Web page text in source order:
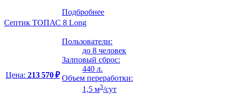
Подбробнее
Септик ТОПАС 8 Long
Цена: 213 570 ₽
Пользователи:
до 8 человек
Залповый сброс:
440 л.
Объем переработки:
1,5 м3/сут